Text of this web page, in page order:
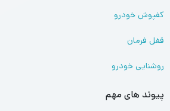
کفپوش خودرو
قفل فرمان
روشنایی خودرو
پیوند های مهم